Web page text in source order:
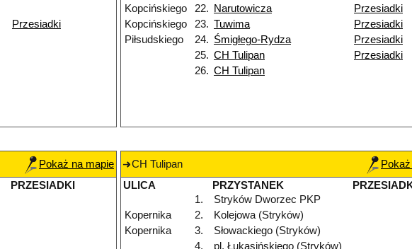
Przesiadki
Kopcińskiego
22. Narutowicza
Przesiadki
Kopcińskiego
23. Tuwima
Przesiadki
Piłsudskiego
24. Śmigłego-Rydza
Przesiadki
25. CH Tulipan
Przesiadki
26. CH Tulipan
Pokaż na mapie
PRZESIADKI
CH Tulipan
ULICA
PRZYSTANEK
1.
Stryków Dworzec PKP
Kopernika
2.
Kolejowa (Stryków)
Kopernika
3.
Słowackiego (Stryków)
4.
pl. Łukasińskiego (Stryków)